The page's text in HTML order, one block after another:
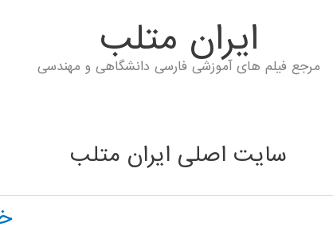
ايران متلب
مرجع فیلم های آموزشی فارسی دانشگاهی و مهندسی
سایت اصلی ایران متلب